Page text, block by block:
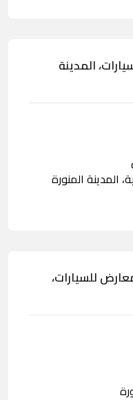
المدينة
المدينة المنورة
للسيارات،